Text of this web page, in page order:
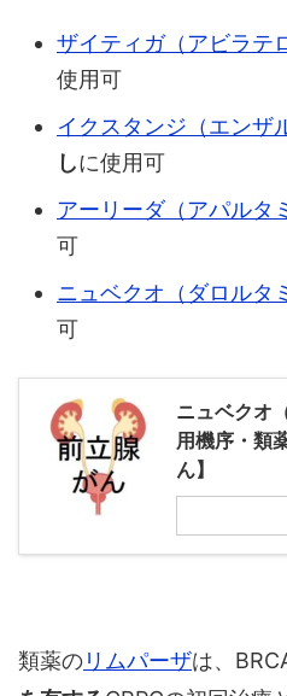
ザイティガ（アビラテ
使用可
イクスタンジ（エンザ
しに使用可
アーリーダ（アパルタ
可
ニュベクオ（ダロルタ
可
ニュベクオ
用機序・類
ん】
類薬のリムパーザは、